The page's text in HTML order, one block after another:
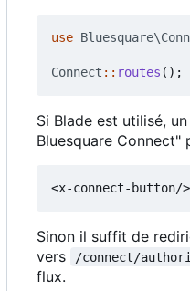
use
Connect :: routes ();
Si Blade est utilisé,
Bluesquare Connect"
Sinon il suffit de
vers
/connect/
flux.